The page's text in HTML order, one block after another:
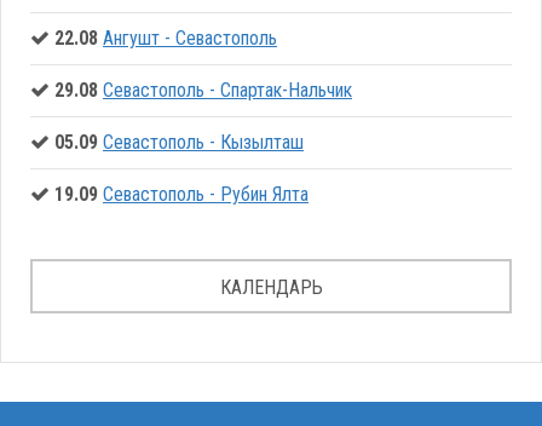
22.08 Ангушт - Севастополь
29.08 Севастополь - Спартак-Нальчик
05.09 Севастополь - Кызылташ
19.09 Севастополь - Рубин Ялта
КАЛЕНДАРЬ